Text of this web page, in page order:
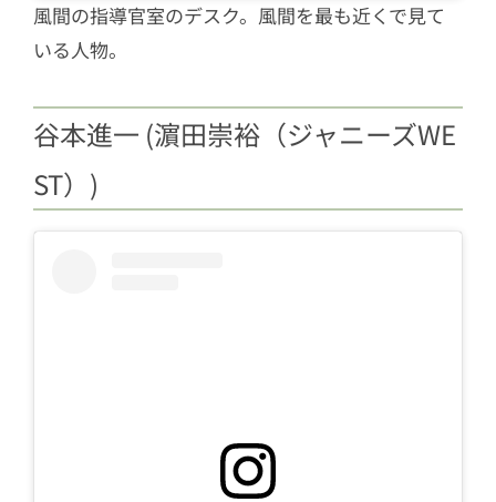
風間の指導官室のデスク。風間を最も近くで見て
いる人物。
谷本進一 (濵田崇裕（ジャニーズWE
ST）)